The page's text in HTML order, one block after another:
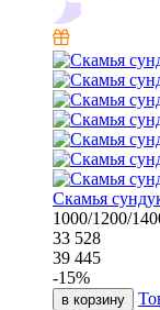
Скамья
1000/1200/
33 528
39 445
-15%
в корзину